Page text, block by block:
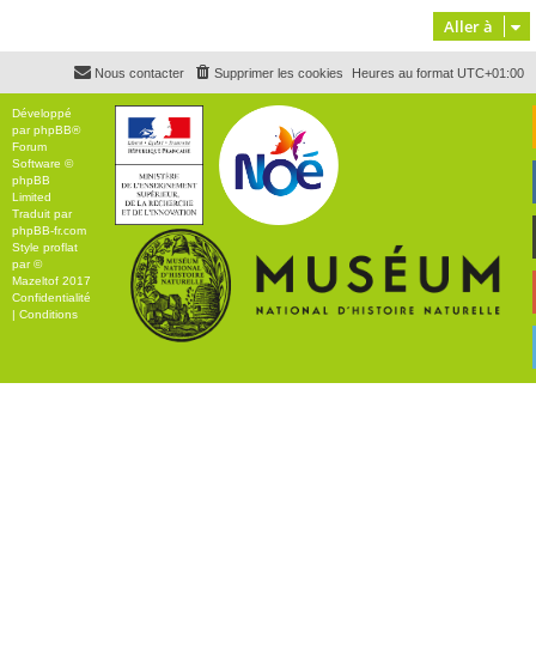
c
h
e
Aller à
Heures au format UTC+01:00
Supprimer les cookies
Nous contacter
Développé
parphpBB®
Forum
Software ©
phpBB
Limited
Traduit par
phpBB-fr.com
Style proflat
par ©
Mazeltof 2017
Confidentialité
| Conditions